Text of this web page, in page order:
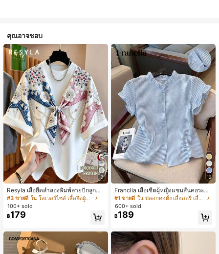
คุณอาจชอบ
7
Resyla เสื้อยืดลำลองพิมพ์ลายปักลูกปัด
รูปโบว์ขนาดใหญ่สำหรับผู้หญิง
#3 ขายดี
ใน โอเวอร์ไซส์ เสื้อยืดผู้หญิง
100+ sold
฿179
12
Franclia เสื้อเชิ้ตผู้หญิงแขนสั้นคอระบา
ยกระดุมเดี่ยวลายทาง
#1 ขายดี
ใน ปลอกคอตั้ง เสื้อสตรี เสื้อเบลาส์ & Tee
600+ sold
฿189